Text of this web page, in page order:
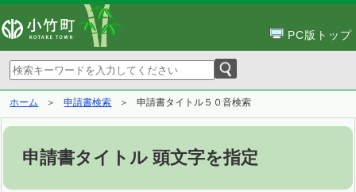
PC版トップ
ホーム 申請書検索 申請書タイトル５０音検索
申請書タイトル 頭文字を指定